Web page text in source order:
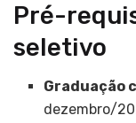
Pré-
seletivo
Graduação
dezembro/